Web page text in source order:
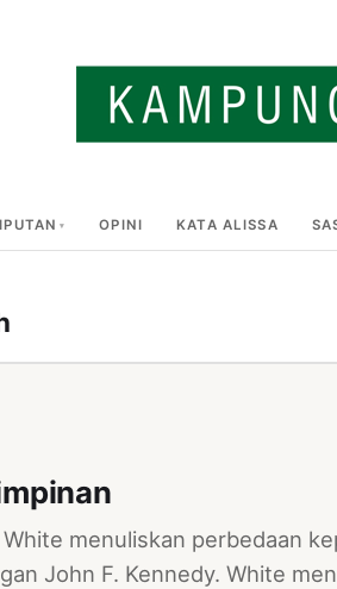
OPINI KATA ALISSA
menuliskan perbedaan
John F. Kennedy. White